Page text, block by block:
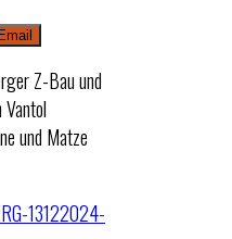
Email
Z-Bau und
und Matze